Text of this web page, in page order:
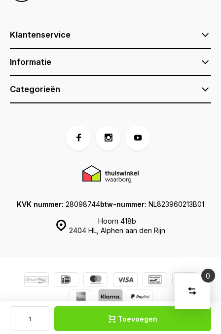
Toevoegen
Klantenservice
Informatie
Categorieën
Hoorn 418b
2404 HL, Alphen aan den Rijn
KVK nummer: 28098744btw-nummer: NL823960213B01
0
Vergelijk
Verwijder
U
Start